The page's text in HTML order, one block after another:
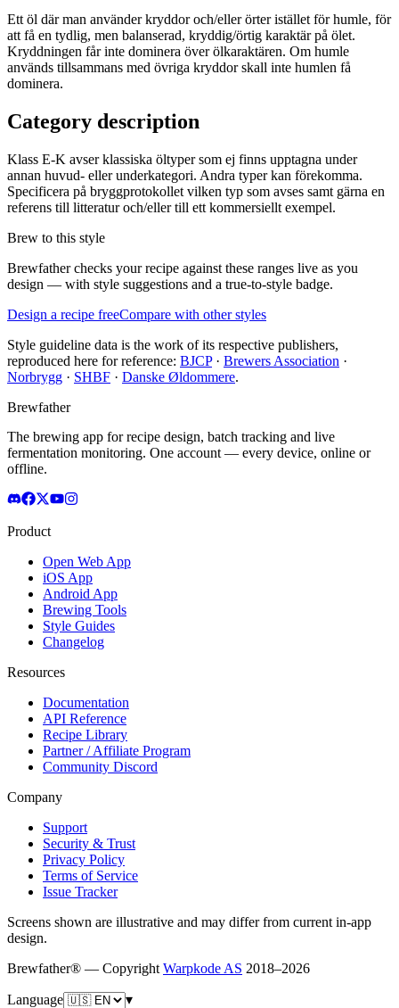
Ett öl där man använder kryddor och/eller örter istället för humle, för
att få en tydlig, men balanserad, kryddig/örtig karaktär på ölet.
Kryddningen får inte dominera över ölkaraktären. Om humle
används tillsammans med övriga kryddor skall inte humlen få
dominera.
Category description
Klass E-K avser klassiska öltyper som ej finns upptagna under
annan huvud- eller underkategori. Andra typer kan förekomma.
Specificera på bryggprotokollet vilken typ som avses samt gärna en
referens till litteratur och/eller till ett kommersiellt exempel.
Brew to this style
Brewfather checks your recipe against these ranges live as you
design — with style suggestions and a true-to-style badge.
Design a recipe freeCompare with other styles
Style guideline data is the work of its respective publishers,
reproduced here for reference: BJCP· Brewers Association ·
Norbrygg · SHBF · Danske Øldommere.
Brewfather
The brewing app for recipe design, batch tracking and live
fermentation monitoring. One account — every device, online or
offline.
Product
Open Web App
iOS App
Android App
Brewing Tools
Style Guides
Changelog
Resources
Documentation
API Reference
Recipe Library
Partner / Affiliate Program
Community Discord
Company
Support
Security & Trust
Privacy Policy
Terms of Service
Issue Tracker
Screens shown are illustrative and may differ from current in-app
design.
Brewfather® — Copyright Warpkode AS 2018–2026
Language ▾